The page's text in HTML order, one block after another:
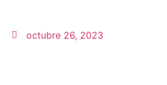
octubre 26, 2023